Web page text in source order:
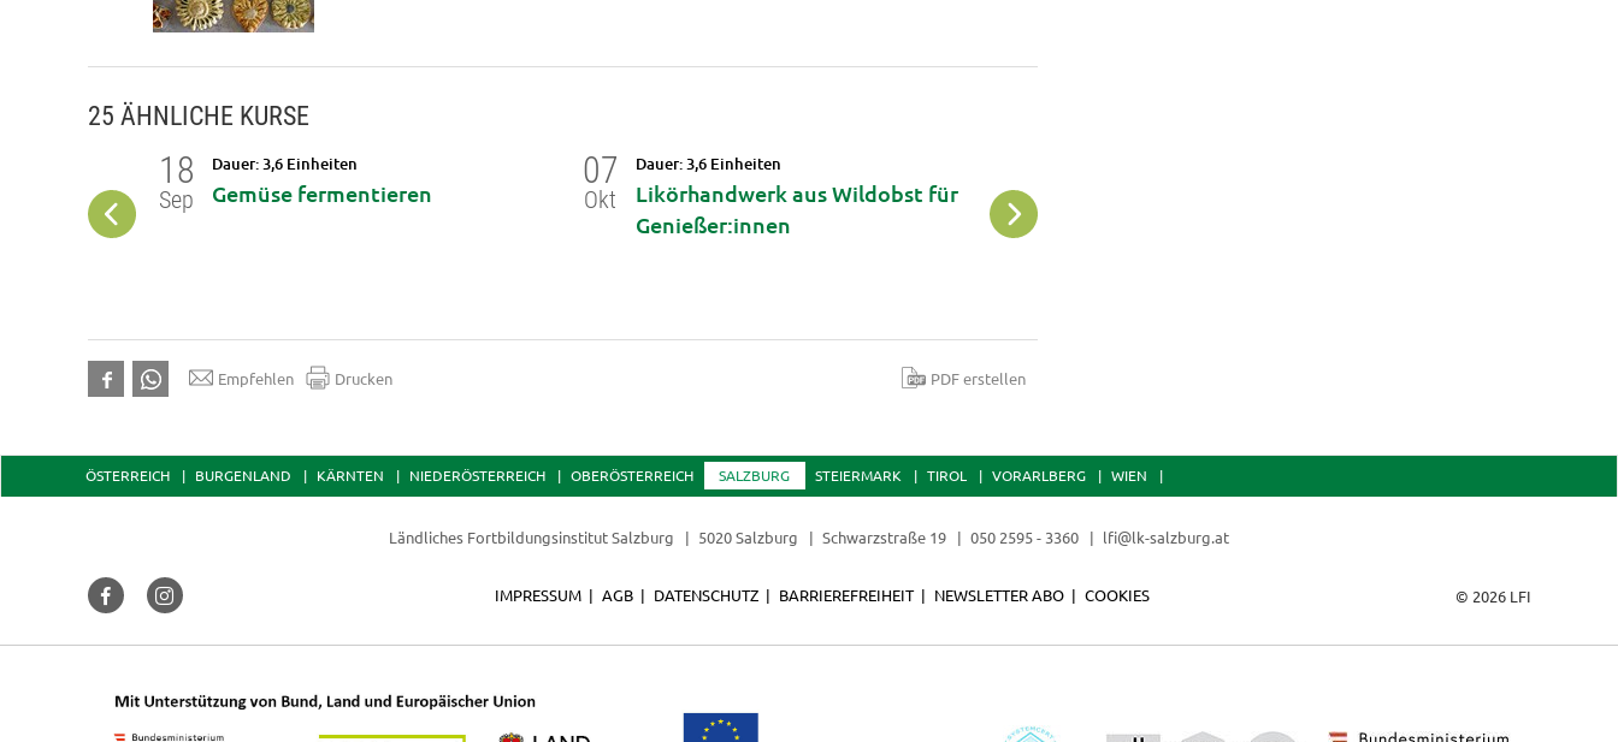
25 ÄHNLICHE KURSE
18
Sep
Dauer: 3,6 Einheiten
Gemüse fermentieren
07
Okt
Dauer: 3,6 Einheiten
Likörhandwerk aus Wildobst für
Genießer:innen
Okt
Empfehlen Drucken PDF erstellen
ÖSTERREICH BURGENLAND KÄRNTEN NIEDERÖSTERREICH OBERÖSTERREICH SALZBURG STEIERMARK TIROL VORARLBERG WIEN
Ländliches Fortbildungsinstitut Salzburg 5020 Salzburg Schwarzstraße 19 050 2595 - 3360 lfi@lk-salzburg.at
© 2026 LFI
IMPRESSUM AGB DATENSCHUTZ BARRIEREFREIHEIT NEWSLETTER ABO COOKIES